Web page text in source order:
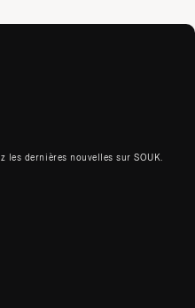
les dernières nouvelles sur SOUK.